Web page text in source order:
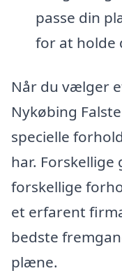
passe din
for at holde
Når du vælger
Nykøbing
specielle
har.
forskellige
et erfarent
bedste
plæne.